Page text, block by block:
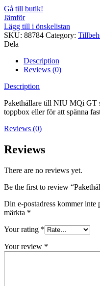
Gå till butik!
Jämför
Lägg till i önskelistan
SKU: 88784 Category:
Dela
Description
Reviews (0)
Description
Pakethållare till NIU MQi GT
toppbox eller för att spänna
Reviews (0)
Reviews
There are no reviews yet.
Be the first to review
Din e-postadress kommer inte
märkta *
Your rating *
Your review *